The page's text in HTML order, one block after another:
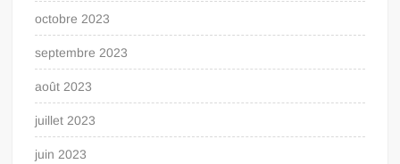
octobre 2023
septembre 2023
août 2023
juillet 2023
juin 2023